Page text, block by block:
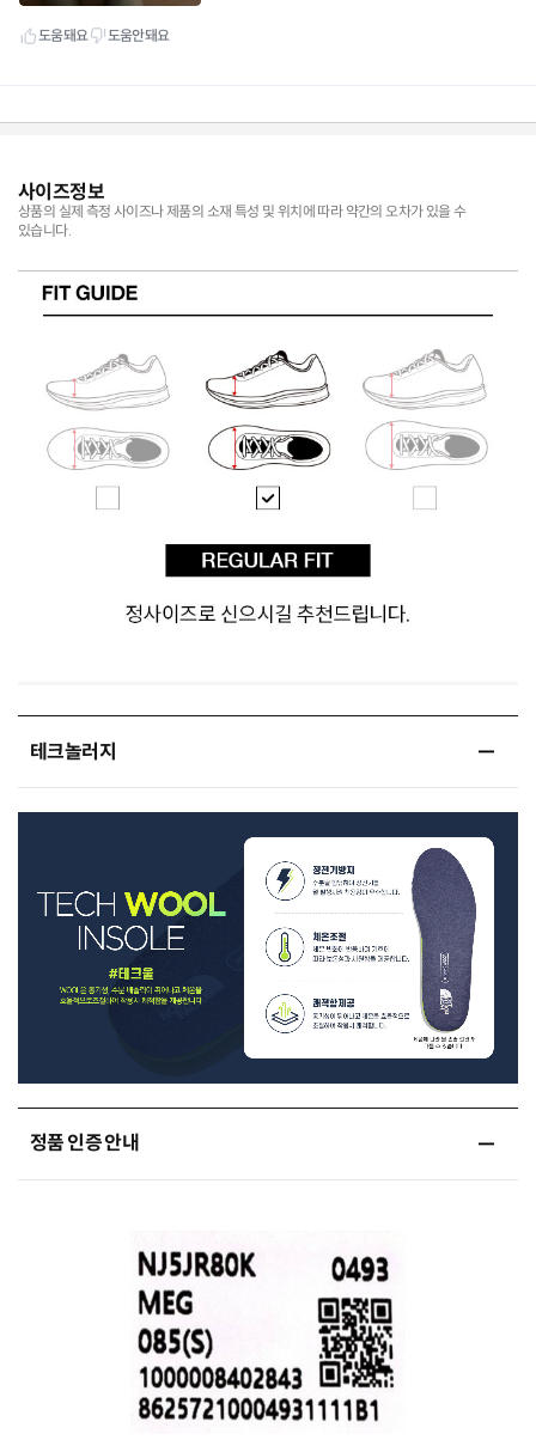
사이즈정보
상품의 실제 측정 사이즈나 제품의 소재 특성 및 위치에 따라 약간의 오차가 있을 수
있습니다.
테크놀러지
정품 인증 안내